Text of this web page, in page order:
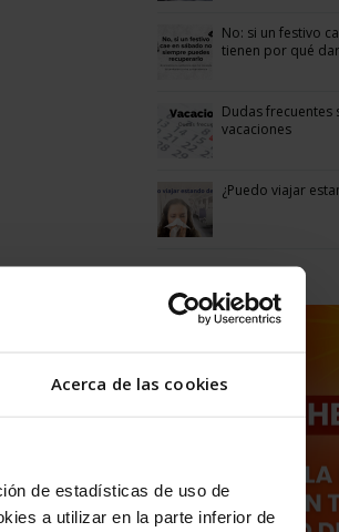
Acerca de las cookies
de estadísticas de uso de
a utilizar en la parte inferior de
No: si un festivo
tienen por qué
Dudas frecuentes
vacaciones
¿Puedo viajar